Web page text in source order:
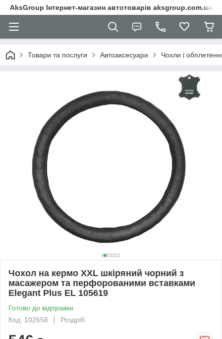
AksGroup Інтернет-магазин автотоварів aksgroup.com.ua
Товари та послуги Автоаксесуари Чохли і
Чохол на кермо XXL шкіряний чорний з
масажером та перфорованими вставками
Elegant Plus EL 105619
Готово до відправки
Код: 102658
Роздріб